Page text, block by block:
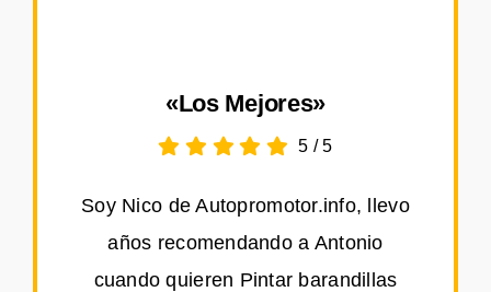
«Los Mejores»
5 /5
Soy Nico de Autopromotor.info, llevo
años recomendando a Antonio
cuando quieren Pintar barandillas